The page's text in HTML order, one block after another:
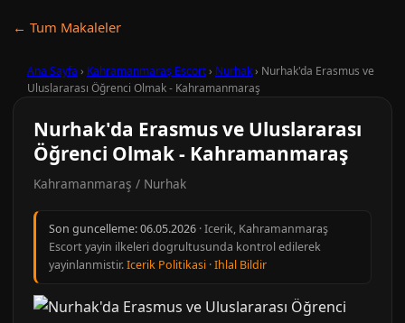
← Tum Makaleler
Ana Sayfa › Kahramanmaraş Escort› Nurhak› Nurhak'da Erasmus ve
Uluslararası Öğrenci Olmak - Kahramanmaraş
Nurhak'da Erasmus ve Uluslararası
Öğrenci Olmak - Kahramanmaraş
Kahramanmaraş / Nurhak
Son guncelleme:06.05.2026 · Icerik, Kahramanmaraş
Escort yayin ilkeleri dogrultusunda kontrol edilerek
yayinlanmistir.Icerik Politikasi ·Ihlal Bildir